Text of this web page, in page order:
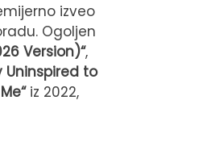
izveo
Ogoljen
Version)“,
Uninspired to
iz 2022,